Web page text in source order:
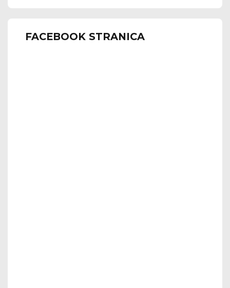
FACEBOOK STRANICA